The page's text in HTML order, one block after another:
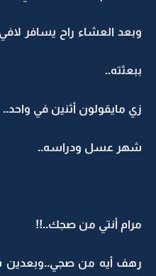
وبعد العشاء راح يسافر
ببعثته..
زي مايقولون أثنين في واحد..
شهر عسل ودراسه..
مرام أنتي من صجك..!!
رهف أيه من صجي..وبعدين